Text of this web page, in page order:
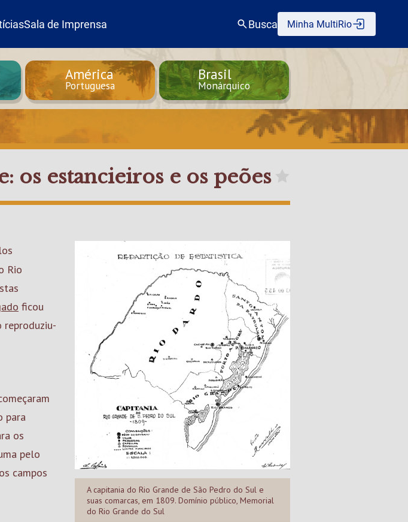
Sala de Imprensa Busca Minha MultiRio
América
Portuguesa
Brasil
Monárquico
os estancieiros e os peões
A capitania do Rio Grande de São Pedro do Sul e
suas comarcas, em 1809. Domínio público, Memorial
do Rio Grande do Sul
Rio
ficou
reproduziu-
para
os
pelo
campos